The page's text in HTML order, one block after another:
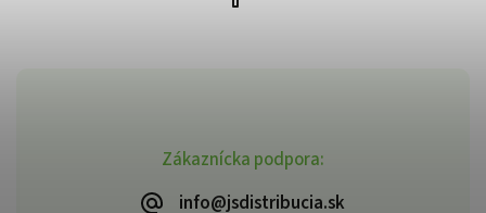
Zákaznícka podpora:
info@jsdistribucia.sk